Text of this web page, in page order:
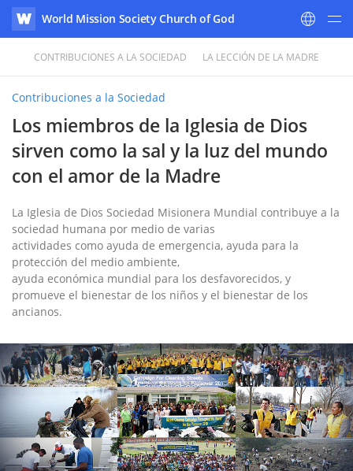
WATV
World Mission Society Church of God
CONTRIBUCIONES A LA SOCIEDAD LA LECCIÓN DE LA MADRE
Contribuciones a la Sociedad
Los miembros de la Iglesia de Dios
sirven como la sal y la luz del mundo
con el amor de la Madre
La Iglesia de Dios Sociedad Misionera Mundial contribuye a la
sociedad humana por medio de varias
actividades como ayuda de emergencia, ayuda para la
protección del medio ambiente,
ayuda económica mundial para los desfavorecidos, y
promueve el bienestar de los niños y el bienestar de los
ancianos.